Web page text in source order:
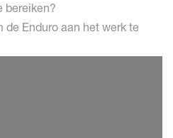
bereiken?
de Enduro aan het werk te